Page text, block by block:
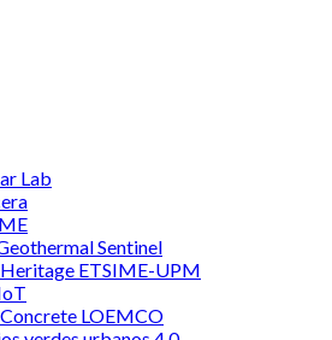
Lab
Sentinel
ETSIME-UPM
LOEMCO